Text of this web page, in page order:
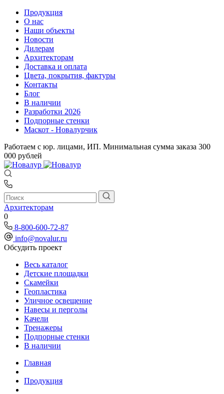
Продукция
О нас
Наши объекты
Новости
Дилерам
Архитекторам
Доставка и оплата
Цвета, покрытия, фактуры
Контакты
Блог
В наличии
Разработки 2026
Подпорные стенки
Маскот - Новалурчик
Работаем с юр. лицами, ИП. Минимальная сумма заказа 300
000 рублей
Архитекторам
0
8-800-600-72-87
info@novalur.ru
Обсудить проект
Весь каталог
Детские площадки
Скамейки
Геопластика
Уличное освещение
Навесы и перголы
Качели
Тренажеры
Подпорные стенки
В наличии
Главная
Продукция